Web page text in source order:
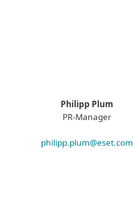
Philipp Plum
PR-Manager
philipp.plum@eset.com